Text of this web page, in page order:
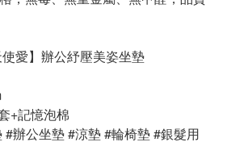
愛】辦公紓壓美姿坐墊
+記憶泡棉
辦公坐墊 #涼墊 #輪椅墊 #銀髮用